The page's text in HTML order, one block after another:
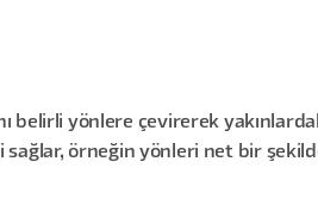
belirli yönlere çevirerek
örneğin yönleri net bir